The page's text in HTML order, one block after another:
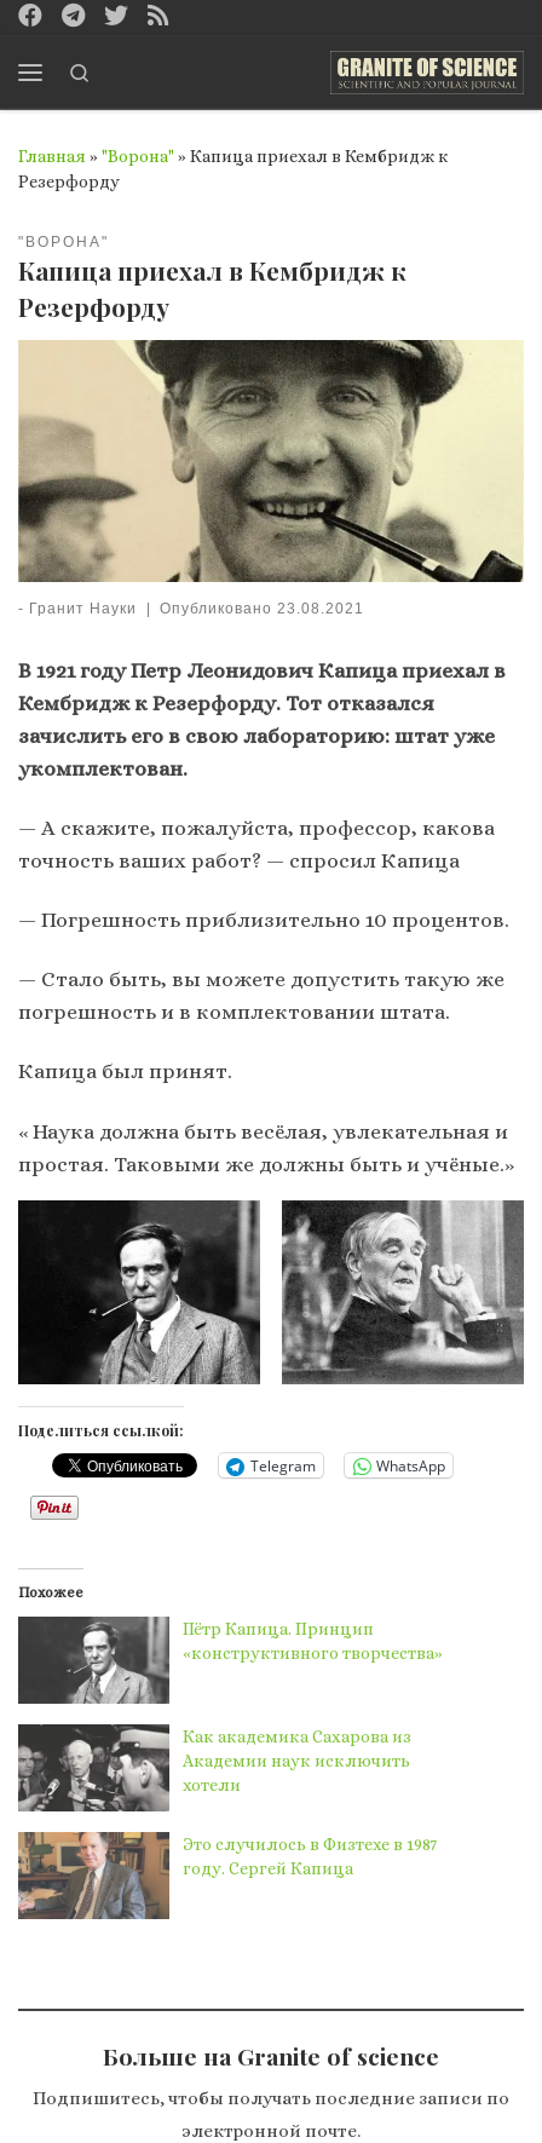
Перейти к содержимому
Главная » "Ворона" » Капица приехал в Кембридж к
Резерфорду
"ВОРОНА"
Капица приехал в Кембридж к
Резерфорду
- Гранит Науки | Опубликовано 23.08.2021
В 1921 году Петр Леонидович Капица приехал в
Кембридж к Резерфорду. Тот отказался
зачислить его в свою лабораторию: штат уже
укомплектован.
— А скажите, пожалуйста, профессор, какова
точность ваших работ? — спросил Капица
— Погрешность приблизительно 10 процентов.
— Стало быть, вы можете допустить такую же
погрешность и в комплектовании штата.
Капица был принят.
« Наука должна быть весёлая, увлекательная и
простая. Таковыми же должны быть и учёные.»
Поделиться ссылкой:
Telegram WhatsApp
Похожее
Пётр Капица. Принцип
«конструктивного творчества»
Как академика Сахарова из
Академии наук исключить
хотели
Это случилось в Физтехе в 1987
году. Сергей Капица
Больше на Granite of science
Подпишитесь, чтобы получать последние записи по
электронной почте.